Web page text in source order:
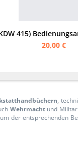
415)
20,00 €
,
Wehrmachtund
der entsprechenden